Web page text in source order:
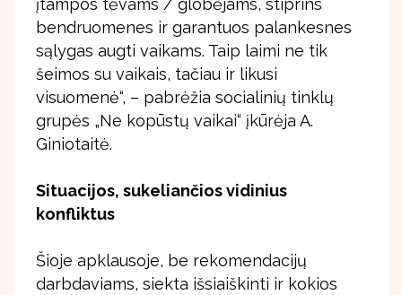
įtampos tėvams / globėjams, stiprins
bendruomenes ir garantuos palankesnes
sąlygas augti vaikams. Taip laimi ne tik
šeimos su vaikais, tačiau ir likusi
visuomenė“, – pabrėžia socialinių tinklų
grupės „Ne kopūstų vaikai“ įkūrėja A.
Giniotaitė.
Situacijos, sukeliančios vidinius
konfliktus
Šioje apklausoje, be rekomendacijų
darbdaviams, siekta išsiaiškinti ir kokios